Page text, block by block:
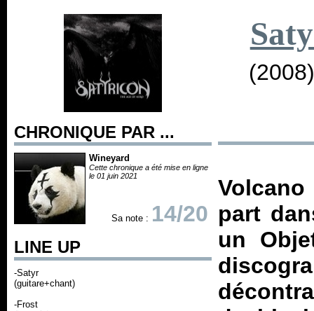
CHRONIQUE PAR ...
Wineyard
Cette chronique a été mise en ligne
le 01 juin 2021
Sa note : 14/20
LINE UP
-Satyr
(guitare+chant)
-Frost
Volcano
part
un